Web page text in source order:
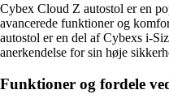
Cybex Cloud Z autostol er en
avancerede funktioner og
autostol er en del af Cybexs i-
anerkendelse for sin høje
Funktioner og fordele